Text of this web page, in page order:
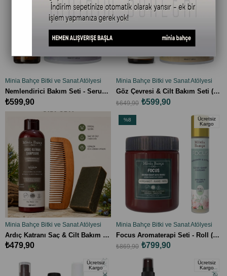
SEPETE EKLE
Minia Bahçe Bitki ve Sanat Atölyesi
Nemlendirici Bakım Seti - Serum + El & Yüz Kremi | %100 Doğal Günlük Bakım
₺599,90
SEPETE EKLE
Minia Bahçe Bitki ve Sanat Atölyesi
Göz Çevresi & Cilt Bakım Seti (30 ml + 50 ml) - %100 Doğal Serum ve El & Yüz Kremi
₺599,90
₺649,90
SEPETE EKLE
Minia Bahçe Bitki ve Sanat Atölyesi
Ardıç Katranı Saç & Cilt Bakım Seti – Doğal Şampuan, Sabun ve Ahşap Tarak
₺479,90
SEPETE EKLE
%8
%8İndirim
Ücretsiz
Kargo
Minia Bahçe Bitki ve Sanat Atölyesi
Focus Aromaterapi Seti - Roll (10 ml) + Soya Mum (150gr)
₺799,90
₺869,90
Ücretsiz
Kargo
Ücretsiz
Kargo